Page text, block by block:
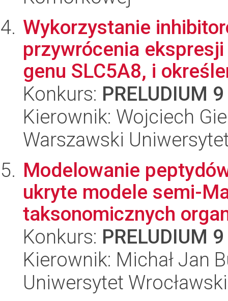
Wykorzystanie
przywrócenia
genu SLC5A8, i
Konkurs: PRELUDIUM 9
Kierownik: Wojciech
Warszawski
Modelowanie
ukryte modele semi-
taksonomicznych
Konkurs: PRELUDIUM 9
Kierownik: Michał Jan
Uniwersytet